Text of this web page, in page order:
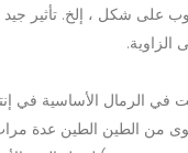
على شكل ، إلخ. تأثير جيد
الزاوية.
في الرمال الأساسية في